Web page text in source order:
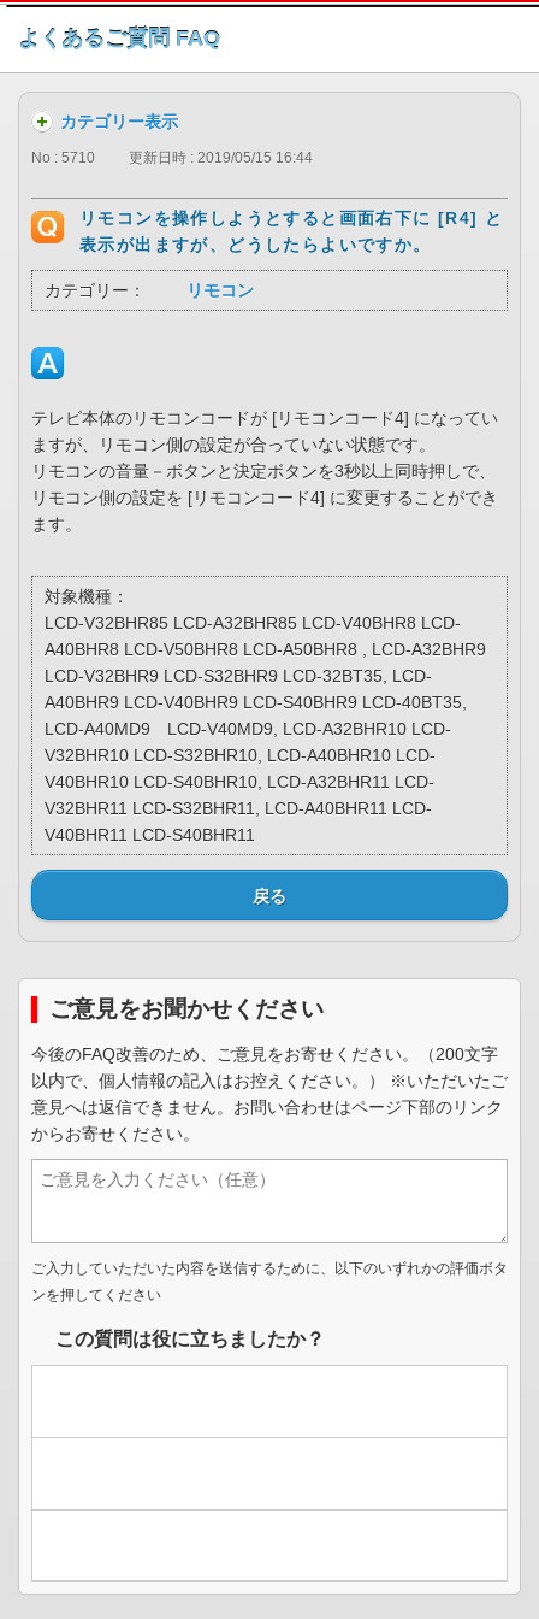
このページの本文へ
よくあるご質問 FAQ
カテゴリー表示
No : 5710 更新日時 : 2019/05/15 16:44
リモコンを操作しようとすると画面右下に [R4] と
表示が出ますが、どうしたらよいですか。
カテゴリー： リモコン
テレビ本体のリモコンコードが [リモコンコード4] になってい
ますが、リモコン側の設定が合っていない状態です。
リモコンの音量－ボタンと決定ボタンを3秒以上同時押しで、
リモコン側の設定を [リモコンコード4] に変更することができ
ます。
対象機種：
LCD-V32BHR85 LCD-A32BHR85 LCD-V40BHR8 LCD-
A40BHR8 LCD-V50BHR8 LCD-A50BHR8 , LCD-A32BHR9
LCD-V32BHR9 LCD-S32BHR9 LCD-32BT35, LCD-
A40BHR9 LCD-V40BHR9 LCD-S40BHR9 LCD-40BT35,
LCD-A40MD9 LCD-V40MD9, LCD-A32BHR10 LCD-
V32BHR10 LCD-S32BHR10, LCD-A40BHR10 LCD-
V40BHR10 LCD-S40BHR10, LCD-A32BHR11 LCD-
V32BHR11 LCD-S32BHR11, LCD-A40BHR11 LCD-
V40BHR11 LCD-S40BHR11
戻る
ご意見をお聞かせください
今後のFAQ改善のため、ご意見をお寄せください。（200文字
以内で、個人情報の記入はお控えください。） ※いただいたご
意見へは返信できません。お問い合わせはページ下部のリンク
からお寄せください。
ご入力していただいた内容を送信するために、以下のいずれかの評価ボタ
ンを押してください
この質問は役に立ちましたか？